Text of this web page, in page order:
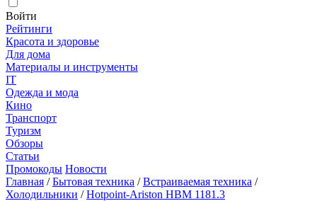
Войти
Рейтинги
Красота и здоровье
Для дома
Материалы и инструменты
IT
Одежда и мода
Кино
Транспорт
Туризм
Обзоры
Статьи
Промокоды Новости
Главная /Бытовая техника /Встраиваемая техника /
Холодильники /Hotpoint-Ariston HBM 1181.3